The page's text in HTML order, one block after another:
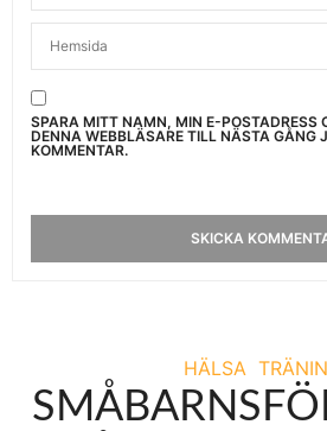
SPARA MITT NAMN, MIN E-POSTADRESS
DENNA WEBBLÄSARE TILL NÄSTA GÅNG
KOMMENTAR.
HÄLSA